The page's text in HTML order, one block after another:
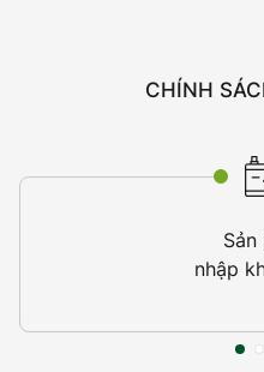
CHÍNH
Sản
nhập